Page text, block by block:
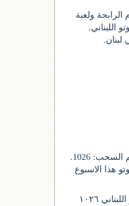
على الأرقام الرابحة ولعبة
اللبناني.
لبنان.
يصدر السحب عن شركة اليانصيب الوطني اللبناني, و صدور جوائز اللوتو من رقم السحب: 1026.
التاريخ 18 ايلول 2023 لبنان. واللوتو هذا الاسبوع
ليوم الخميس, نتيجة اللوتو اللوتو اللبناني ١٠٢٦